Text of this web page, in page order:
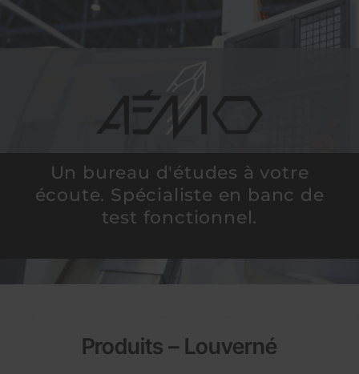
Un bureau d'études à votre
écoute. Spécialiste en banc de
test fonctionnel.
Produits – Louverné